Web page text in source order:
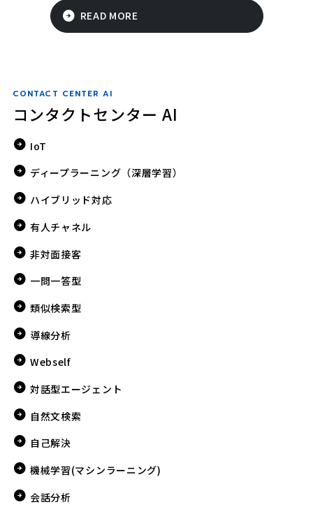
READ MORE
CONTACT CENTER AI
コンタクトセンター AI
IoT
ディープラーニング（深層学習）
ハイブリッド対応
有人チャネル
非対面接客
一問一答型
類似検索型
導線分析
Webself
対話型エージェント
自然文検索
自己解決
機械学習(マシンラーニング)
会話分析